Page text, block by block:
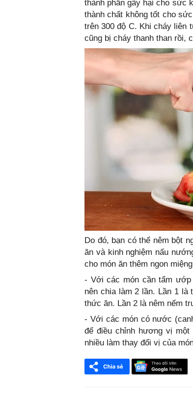
thành phần gây hại cho sức
thành chất không tốt cho
trên 300 độ C. Khi cháy liên
cũng bị cháy thanh than rồi,
Do đó, bạn có thể nêm bột
ăn và kinh nghiệm nấu
cho món ăn thêm ngon
- Với các món cần tẩm
nên chia làm 2 lần. Lần 1
thức ăn. Lần 2 là nêm nếm
- Với các món có nước
để điều chỉnh hương vị
nhiều làm thay đổi vị của